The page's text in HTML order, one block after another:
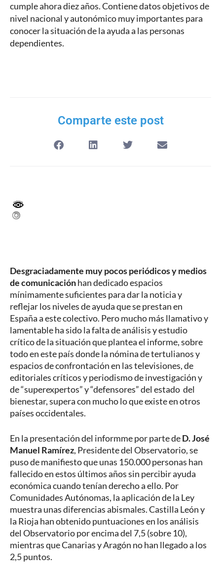
cumple ahora diez años. Contiene datos objetivos de
nivel nacional y autonómico muy importantes para
conocer la situación de la ayuda a las personas
dependientes.
Comparte este post
Desgraciadamente muy pocos periódicos y medios
de comunicaciónhan dedicado espacios
mínimamente suficientes para dar la noticia y
reflejar los niveles de ayuda que se prestan en
España a este colectivo. Pero mucho más llamativo y
lamentable ha sido la falta de análisis y estudio
crítico de la situación que plantea el informe, sobre
todo en este país donde la nómina de tertulianos y
espacios de confrontación en las televisiones, de
editoriales críticos y periodismo de investigación y
de “superexpertos” y “defensores” del estado del
bienestar, supera con mucho lo que existe en otros
países occidentales.
En la presentación del informme por parte deD. José
Manuel Ramírez, Presidente del Observatorio, se
puso de manifiesto que unas 150.000 personas han
fallecido en estos últimos años sin percibir ayuda
económica cuando tenían derecho a ello. Por
Comunidades Autónomas, la aplicación de la Ley
muestra unas diferencias abismales. Castilla León y
la Rioja han obtenido puntuaciones en los análisis
del Observatorio por encima del 7,5 (sobre 10),
mientras que Canarias y Aragón no han llegado a los
2,5 puntos.